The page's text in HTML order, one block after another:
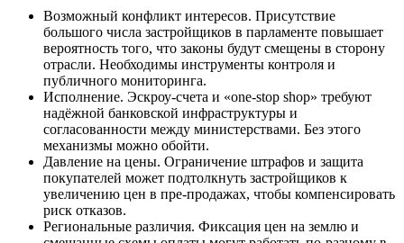
Возможный конфликт интересов. Присутствие
большого числа застройщиков в парламенте повышает
вероятность того, что законы будут смещены в сторону
отрасли. Необходимы инструменты контроля и
публичного мониторинга.
Исполнение. Эскроу-счета и «one-stop shop» требуют
надёжной банковской инфраструктуры и
согласованности между министерствами. Без этого
механизмы можно обойти.
Давление на цены. Ограничение штрафов и защита
покупателей может подтолкнуть застройщиков к
увеличению цен в пре-продажах, чтобы компенсировать
риск отказов.
Региональные различия. Фиксация цен на землю и